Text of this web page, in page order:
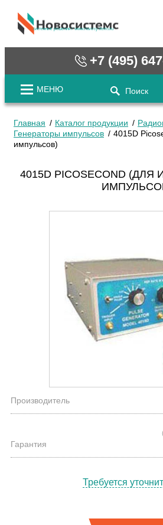
cистемные решения / www.novosystems.ru
+7 (495)
МЕНЮ Поиск
Главная Каталог продукции
Генераторы импульсов
4015D
импульсов)
4015D PICOSECOND
Производитель
Гарантия
Требуется